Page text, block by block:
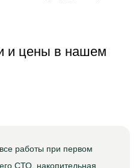
и цены в нашем
работы при первом
СТО, накопительная